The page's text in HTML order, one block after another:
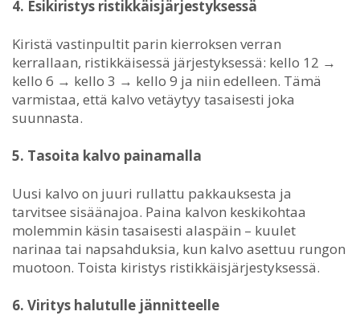
4. Esikiristys ristikkäisjärjestyksessä
Kiristä vastinpultit parin kierroksen verran
kerrallaan, ristikkäisessä järjestyksessä: kello 12 →
kello 6 → kello 3 → kello 9 ja niin edelleen. Tämä
varmistaa, että kalvo vetäytyy tasaisesti joka
suunnasta.
5. Tasoita kalvo painamalla
Uusi kalvo on juuri rullattu pakkauksesta ja
tarvitsee sisäänajoa. Paina kalvon keskikohtaa
molemmin käsin tasaisesti alaspäin – kuulet
narinaa tai napsahduksia, kun kalvo asettuu rungon
muotoon. Toista kiristys ristikkäisjärjestyksessä.
6. Viritys halutulle jännitteelle